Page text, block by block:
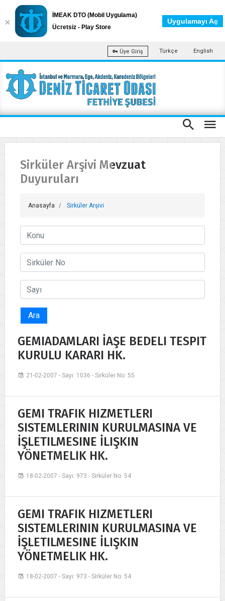
Üye Giriş Türkçe English
Sirküler Arşivi Mevzuat
Duyuruları
Anasayfa Sirküler Arşivi
Ara
GEMIADAMLARI İAŞE BEDELI TESPIT
KURULU KARARI HK.
21-02-2007 - Sayı: 1036 - Sirküler No: 55
GEMI TRAFIK HIZMETLERI
SISTEMLERININ KURULMASINA VE
İŞLETILMESINE İLIŞKIN
YÖNETMELIK HK.
18-02-2007 - Sayı: 973 - Sirküler No: 54
GEMI TRAFIK HIZMETLERI
SISTEMLERININ KURULMASINA VE
İŞLETILMESINE İLIŞKIN
YÖNETMELIK HK.
18-02-2007 - Sayı: 973 - Sirküler No: 54
İMEAK DTO (Mobil Uygulama)
Ücretsiz - Play Store
Uygulamayı Aç